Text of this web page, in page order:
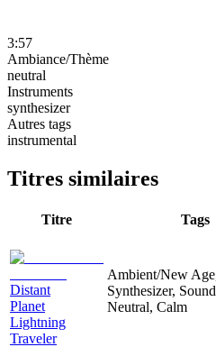
3:57
Ambiance/Thème
neutral
Instruments
synthesizer
Autres tags
instrumental
Titres similaires
Titre Tags
Distant
Planet
Lightning
Traveler
Ambient/New
Synthesizer,
Neutral, Calm